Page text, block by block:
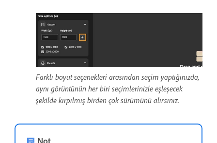
Farklı boyut seçenekleri arasından seçim yaptığınızda,
aynı görüntünün her biri seçimlerinizle eşleşecek
şekilde kırpılmış birden çok sürümünü alırsınız.
Not